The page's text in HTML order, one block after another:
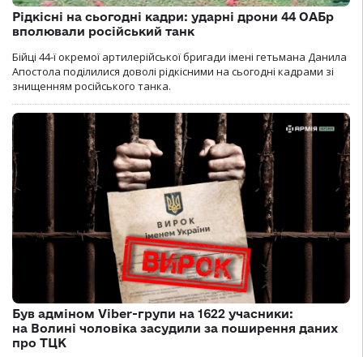
Рідкісні на сьогодні кадри: ударні дрони 44 ОАБр
вполювали російський танк
Бійці 44-ї окремої артилерійської бригади імені гетьмана Данила
Апостола поділилися доволі рідкісними на сьогодні кадрами зі
знищенням російського танка.
Був адміном Viber-групи на 1622 учасники:
на Волині чоловіка засудили за поширення даних
про ТЦК